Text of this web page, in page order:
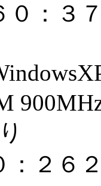
０：３
：２６